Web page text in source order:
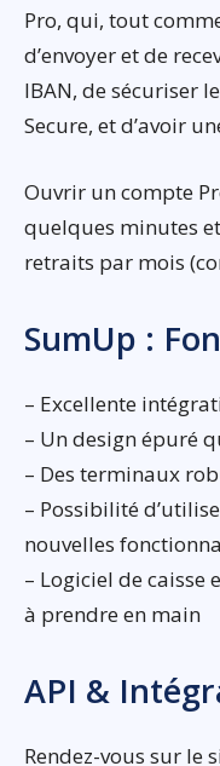
Pro, qui, tout
d’envoyer et de
IBAN, de sécuriser
Secure, et d’avoir
Ouvrir un compte
quelques minutes
retraits par mois
SumUp :
– Excellente
– Un design épuré
– Des terminaux
– Possibilité
nouvelles
– Logiciel de
à prendre en main
API &
Rendez-vous sur le